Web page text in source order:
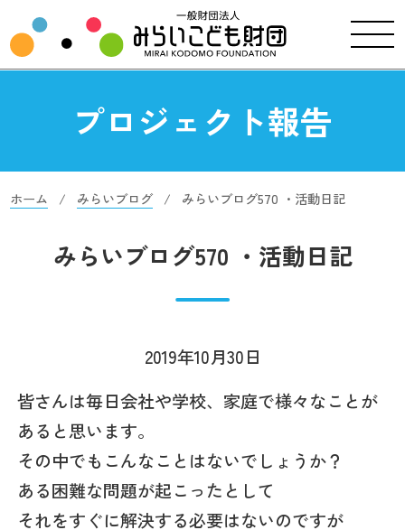
プロジェクト報告
ホーム みらいブログ みらいブログ570 ・活動日記
みらいブログ570 ・活動日記
2019年10月30日
皆さんは毎日会社や学校、家庭で様々なことが
あると思います。
その中でもこんなことはないでしょうか？
ある困難な問題が起こったとして
それをすぐに解決する必要はないのですが